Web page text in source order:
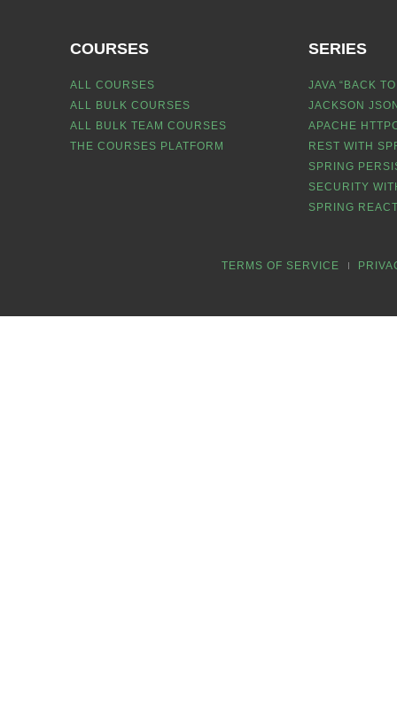
COURSES
ALL COURSES
ALL BULK COURSES
ALL BULK TEAM COURSES
THE COURSES PLATFORM
SERIES
JAVA “BACK
JACKSON
APACHE
REST WITH
SPRING
SECURITY
SPRING
TERMS OF SERVICE